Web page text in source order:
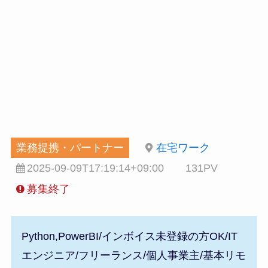
業務提携・パートナー
在宅ワーク
2025-09-09T17:19:14+09:00
131PV
募集終了
Python,PowerBI/インボイス未登録の方OK/IT
エンジニア/フリーランス/個人事業主/基本リモ